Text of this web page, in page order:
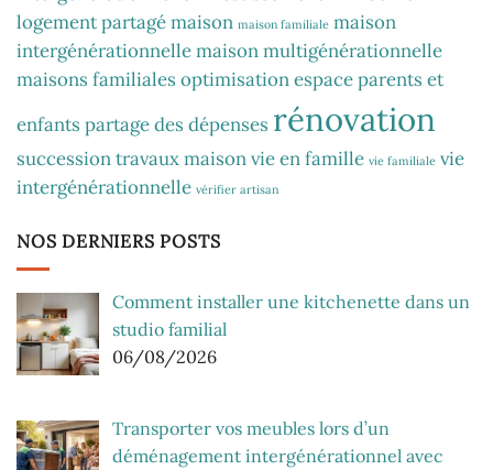
logement partagémaison maison familiale maison
intergénérationnellemaison multigénérationnelle
maisons familiales optimisation espaceparents et
enfants partage des dépenses rénovation
successiontravaux maisonvie en famille vie familiale vie
intergénérationnelle vérifier artisan
NOS DERNIERS POSTS
Comment installer une kitchenette dans un
studio familial
06/08/2026
Transporter vos meubles lors d’un
déménagement intergénérationnel avec